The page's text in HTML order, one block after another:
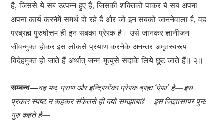
है, जिससे ये सब उत्पन्न हुए हैं, जिसकी शक्तिको पाकर ये सब अपना-
अपना कार्य करनेमें समर्थ हो रहे हैं और जो इन सबको जाननेवाला है, वह
परब्रह्म पुरुषोत्तम ही इन सबका प्रेरक है। उसे जानकर ज्ञानीजन
जीवन्मुक्त होकर इस लोकसे प्रयाण करनेके अनन्तर अमृतस्वरूप—
विदेहमुक्त हो जाते हैं अर्थात् जन्म-मृत्युसे सदाके लिये छूट जाते हैं॥ २॥
सम्बन्ध—वह मन, प्राण और इन्द्रियोंका प्रेरक ब्रह्म ‘ऐसा’ है—इस
प्रकार स्पष्ट न कहकर संकेतसे ही क्यों समझाया?—इस जिज्ञासापर पुन:
गुरु कहते हैं—